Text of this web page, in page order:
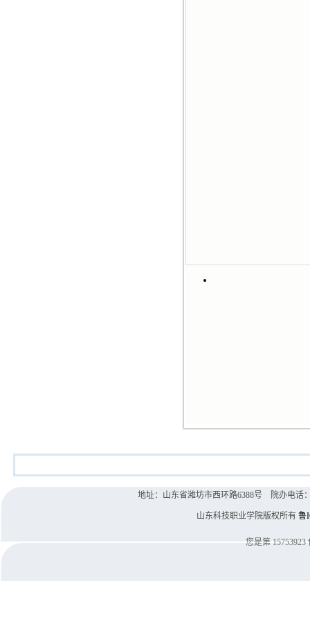
地址：山东省潍坊市西环路6388号 院办电话
山东科技职业学院版权所有 鲁
您是第 15753923